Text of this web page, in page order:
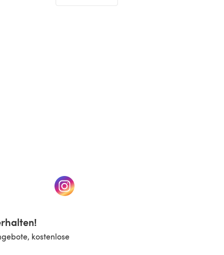
neuen Tab)(öffnet sich in einem neuen Tab)
kostenlose